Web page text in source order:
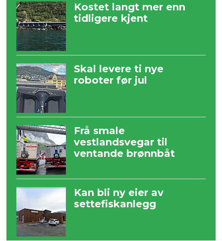
Kostet langt mer enn
tidligere kjent
Skal levere ti nye
roboter før jul
Frå smale
vestlandsvegar til
ventande brønnbåt
Kan bli ny eier av
settefiskanlegg